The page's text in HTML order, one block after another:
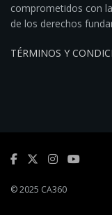
comprometidos con
de los derechos
TÉRMINOS Y
© 2025 CA360